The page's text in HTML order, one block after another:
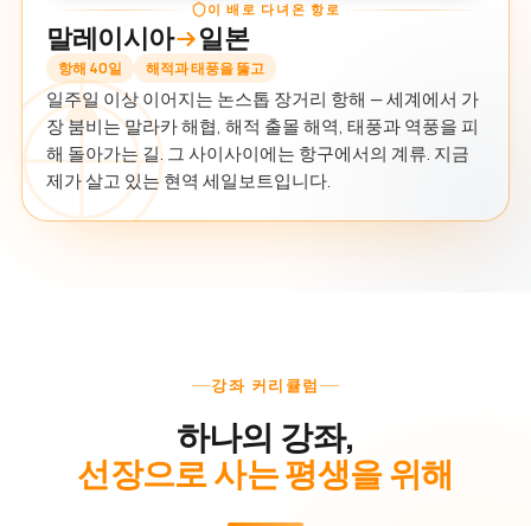
이 배로 다녀온 항로
말레이시아 일본
항해 40일 해적과 태풍을 뚫고
일주일 이상 이어지는 논스톱 장거리 항해 — 세계에서 가
장 붐비는 말라카 해협, 해적 출몰 해역, 태풍과 역풍을 피
해 돌아가는 길. 그 사이사이에는 항구에서의 계류. 지금
제가 살고 있는 현역 세일보트입니다.
강좌 커리큘럼
하나의 강좌,
선장으로 사는 평생을 위해